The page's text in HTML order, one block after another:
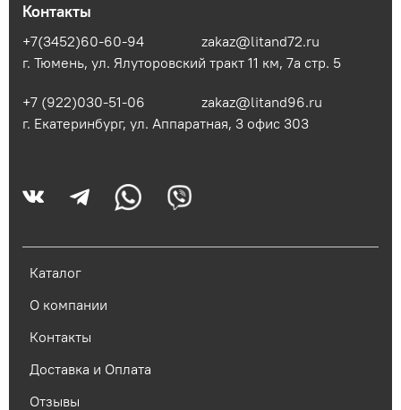
Каталог
О компании
Контакты
Доставка и Оплата
Отзывы
Контакты
+7(3452)60-60-94
zakaz@litand72.ru
г. Тюмень, ул. Ялуторовский тракт 11 км, 7а стр. 5
+7 (922)030-51-06
zakaz@litand96.ru
г. Екатеринбург, ул. Аппаратная, 3​ офис 303